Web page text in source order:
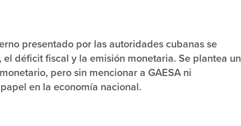
presentado por las autoridades cubanas se
déficit fiscal y la emisión monetaria. Se plantea un
pero sin mencionar a GAESA ni
en la economía nacional.